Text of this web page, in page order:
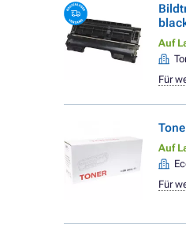
Auf
Für
Auf
Für